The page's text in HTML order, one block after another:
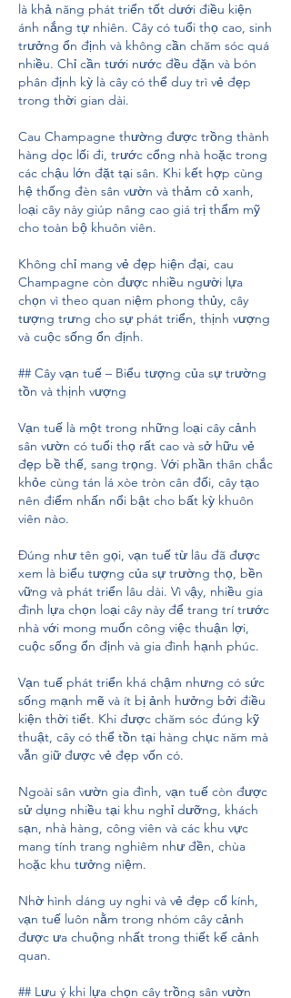
là khả năng phát triển tốt dưới điều kiện
ánh nắng tự nhiên. Cây có tuổi thọ cao, sinh
trưởng ổn định và không cần chăm sóc quá
nhiều. Chỉ cần tưới nước đều đặn và bón
phân định kỳ là cây có thể duy trì vẻ đẹp
trong thời gian dài.
Cau Champagne thường được trồng thành
hàng dọc lối đi, trước cổng nhà hoặc trong
các chậu lớn đặt tại sân. Khi kết hợp cùng
hệ thống đèn sân vườn và thảm cỏ xanh,
loại cây này giúp nâng cao giá trị thẩm mỹ
cho toàn bộ khuôn viên.
Không chỉ mang vẻ đẹp hiện đại, cau
Champagne còn được nhiều người lựa
chọn vì theo quan niệm phong thủy, cây
tượng trưng cho sự phát triển, thịnh vượng
và cuộc sống ổn định.
## Cây vạn tuế – Biểu tượng của sự trường
tồn và thịnh vượng
Vạn tuế là một trong những loại cây cảnh
sân vườn có tuổi thọ rất cao và sở hữu vẻ
đẹp bề thế, sang trọng. Với phần thân chắc
khỏe cùng tán lá xòe tròn cân đối, cây tạo
nên điểm nhấn nổi bật cho bất kỳ khuôn
viên nào.
Đúng như tên gọi, vạn tuế từ lâu đã được
xem là biểu tượng của sự trường thọ, bền
vững và phát triển lâu dài. Vì vậy, nhiều gia
đình lựa chọn loại cây này để trang trí trước
nhà với mong muốn công việc thuận lợi,
cuộc sống ổn định và gia đình hạnh phúc.
Vạn tuế phát triển khá chậm nhưng có sức
sống mạnh mẽ và ít bị ảnh hưởng bởi điều
kiện thời tiết. Khi được chăm sóc đúng kỹ
thuật, cây có thể tồn tại hàng chục năm mà
vẫn giữ được vẻ đẹp vốn có.
Ngoài sân vườn gia đình, vạn tuế còn được
sử dụng nhiều tại khu nghỉ dưỡng, khách
sạn, nhà hàng, công viên và các khu vực
mang tính trang nghiêm như đền, chùa
hoặc khu tưởng niệm.
Nhờ hình dáng uy nghi và vẻ đẹp cổ kính,
vạn tuế luôn nằm trong nhóm cây cảnh
được ưa chuộng nhất trong thiết kế cảnh
quan.
## Lưu ý khi lựa chọn cây trồng sân vườn